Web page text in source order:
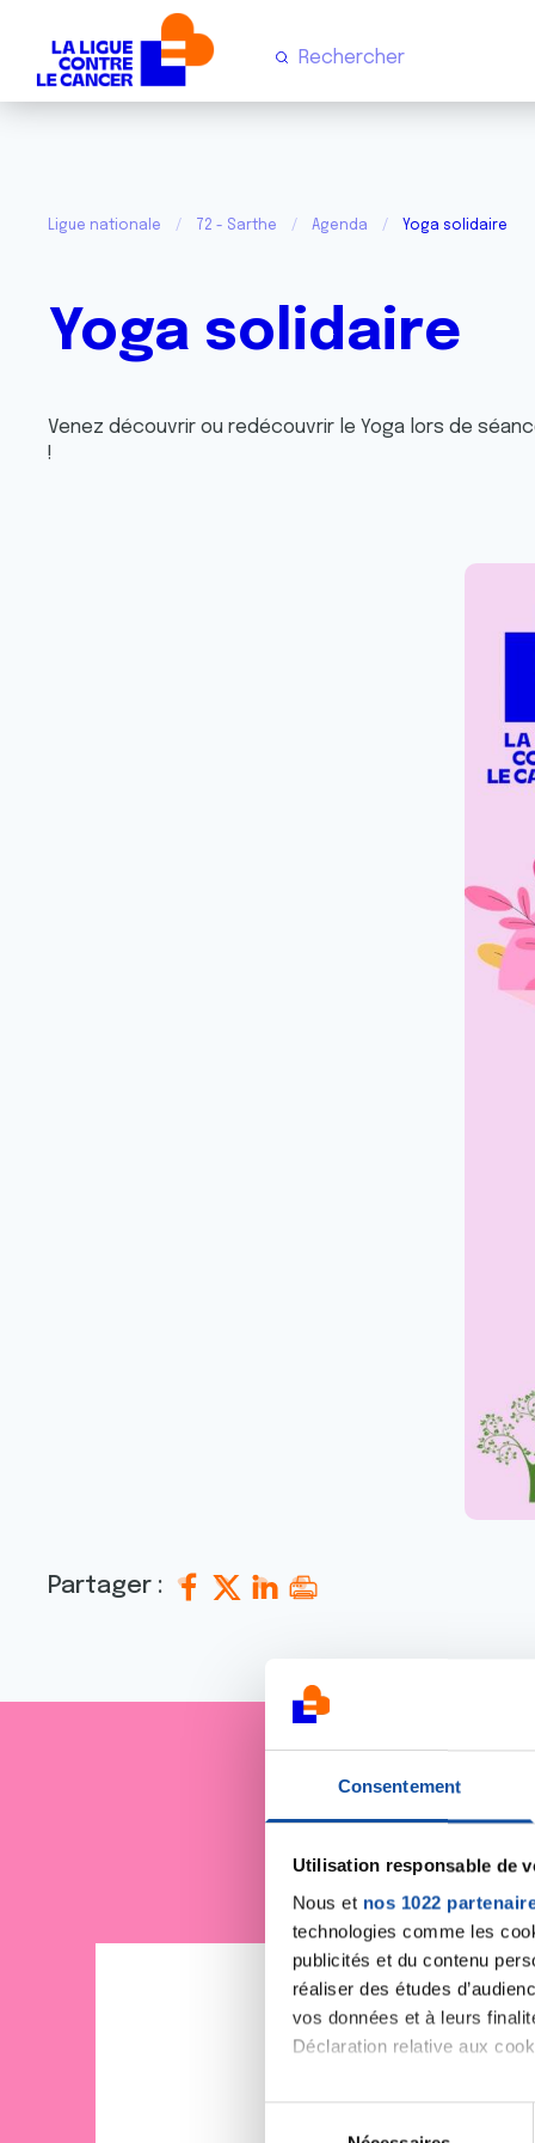
Consentement
Utilisation responsable de
Nous et nos 1022
technologies comme les
publicités et du contenu
réaliser des études
vos données et à leurs
Déclaration relative aux
Si vous le permettez, nous
Collecter des
Ligue nationale 72 - Sarthe Agenda Yoga solidaire
Yoga solidaire
Venez découvrir ou redécouvrir le Yoga lors de
!
Partager :
Je